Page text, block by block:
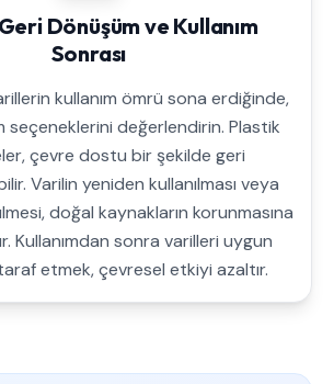
Dönüşüm ve Kullanım
Sonrası
kullanım ömrü sona erdiğinde,
seçeneklerini değerlendirin. Plastik
çevre dostu bir şekilde geri
Varilin yeniden kullanılması veya
doğal kaynakların korunmasına
Kullanımdan sonra varilleri uygun
etmek, çevresel etkiyi azaltır.